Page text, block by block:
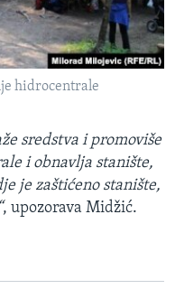
hidrocentrale
sredstva i promoviše
i obnavlja stanište,
je zaštićeno stanište,
, upozorava Midžić.